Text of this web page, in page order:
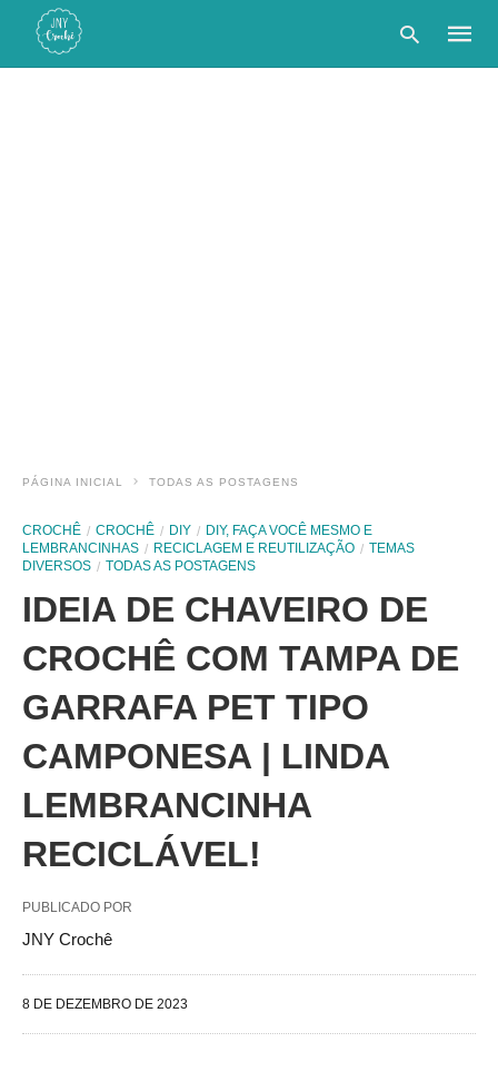
PÁGINA INICIAL TODAS AS POSTAGENS
CROCHÊ CROCHÊ DIY
DIY, FAÇA VOCÊ MESMO E
LEMBRANCINHAS
RECICLAGEM E REUTILIZAÇÃO
TEMAS
DIVERSOS
TODAS AS POSTAGENS
IDEIA DE CHAVEIRO DE
CROCHÊ COM TAMPA DE
GARRAFA PET TIPO
CAMPONESA | LINDA
LEMBRANCINHA
RECICLÁVEL!
PUBLICADO POR
JNY Crochê
8 DE DEZEMBRO DE 2023